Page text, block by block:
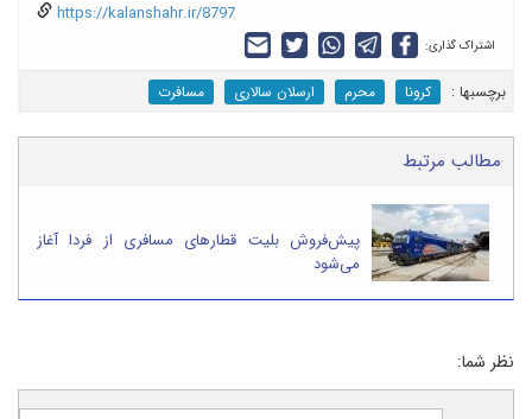
https://kalanshahr.ir/8797
اشتراک گذاری:
برچسب‎ها : کرونا محرم ارسلان سالاری مسافرت
مطالب مرتبط
پیش‌فروش بلیت‌ قطارهای مسافری از فردا آغاز
می‌شود
نظر شما: